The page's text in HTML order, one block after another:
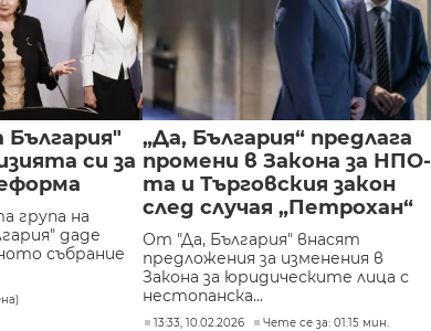
България"
си за
група на
даде
събрание
„Да, България“ предлага
промени в Закона за НПО-
та и Търговския закон
след случая „Петрохан“
От "Да, България" внасят
предложения за изменения в
Закона за юридическите лица с
нестопанска...
13:33, 10.02.2026 Чете се за: 01:15 мин.